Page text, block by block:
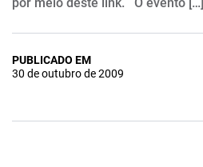
PUBLICADO EM
30 de outubro de 2009